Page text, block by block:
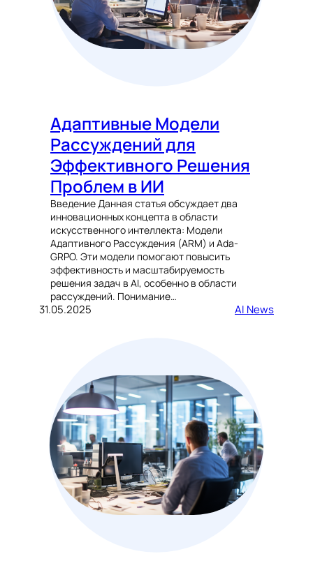
Адаптивные Модели
Рассуждений для
Эффективного Решения
Проблем в ИИ
Введение Данная статья обсуждает два
инновационных концепта в области
искусственного интеллекта: Модели
Адаптивного Рассуждения (ARM) и Ada-
GRPO. Эти модели помогают повысить
эффективность и масштабируемость
решения задач в AI, особенно в области
рассуждений. Понимание…
31.05.2025 AI News